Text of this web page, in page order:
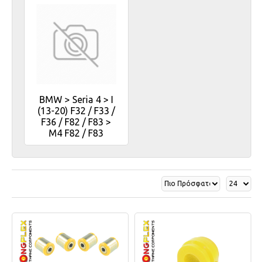
BMW > Seria 4 > I
(13-20) F32 / F33 /
F36 / F82 / F83 >
M4 F82 / F83